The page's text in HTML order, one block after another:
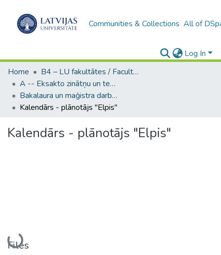
Communities & Collections All of
Log In
Home
B4 – LU fakultātes / Faculties of the UL
A -- Eksakto zinātņu un tehnoloģiju fakultāte / Faculty of Science and Technology
Bakalaura un maģistra darbi (EZTF) / Bachelor's and Master's theses
Kalendārs - plānotājs "Elpis"
Kalendārs - plānotājs "Elpis"
Loading...
Files